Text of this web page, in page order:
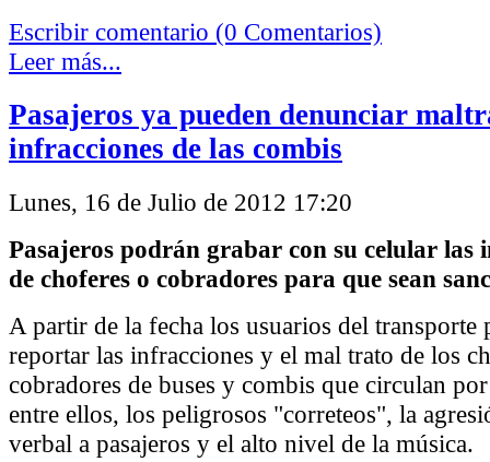
Escribir comentario (0 Comentarios)
Leer más...
Pasajeros ya pueden denunciar
infracciones de las combis
Lunes, 16 de Julio de 2012 17:20
Pasajeros podrán grabar con su celular las
de choferes o cobradores para que sean
A partir de la fecha los usuarios del transporte
reportar las infracciones y el mal trato de los
cobradores de buses y combis que circulan
entre ellos, los peligrosos "correteos", la
verbal a pasajeros y el alto nivel de la música.